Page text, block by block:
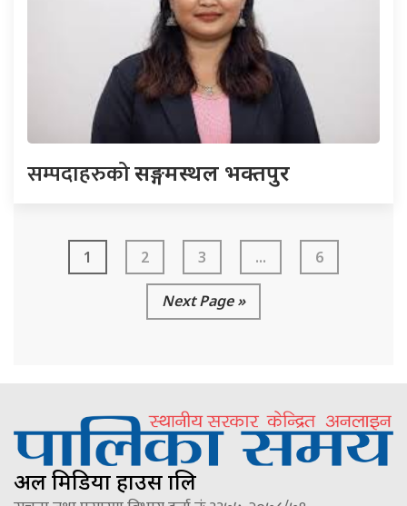
सम्पदाहरुकोसङ्गमस्थल भक्तपुर
1 2 3 ... 6
Next Page »
अल मिडिया हाउस प्रालि